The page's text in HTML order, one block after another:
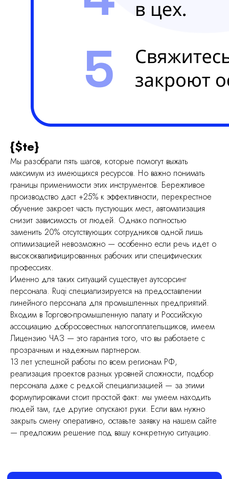
{$te}
Мы разобрали пять шагов, которые помогут выжать
максимум из имеющихся ресурсов. Но важно понимать
границы применимости этих инструментов. Бережливое
производство даст +25% к эффективности, перекрестное
обучение закроет часть пустующих мест, автоматизация
снизит зависимость от людей. Однако полностью
заменить 20% отсутствующих сотрудников одной лишь
оптимизацией невозможно — особенно если речь идет о
высококвалифицированных рабочих или специфических
профессиях.
Именно для таких ситуаций существует аутсорсинг
персонала. Ruqi специализируется на предоставлении
линейного персонала для промышленных предприятий.
Входим в Торгово-промышленную палату и Российскую
ассоциацию добросовестных налогоплательщиков, имеем
Лицензию ЧАЗ — это гарантия того, что вы работаете с
прозрачным и надежным партнером.
13 лет успешной работы по всем регионам РФ,
реализация проектов разных уровней сложности, подбор
персонала даже с редкой специализацией — за этими
формулировками стоит простой факт: мы умеем находить
людей там, где другие опускают руки. Если вам нужно
закрыть смену оперативно, оставьте заявку на нашем сайте
— предложим решение под вашу конкретную ситуацию.
Политика конфиденциальности
Юридический адрес: 125371, город Москва,
Волоколамское ш, д. 116, помещ. 439